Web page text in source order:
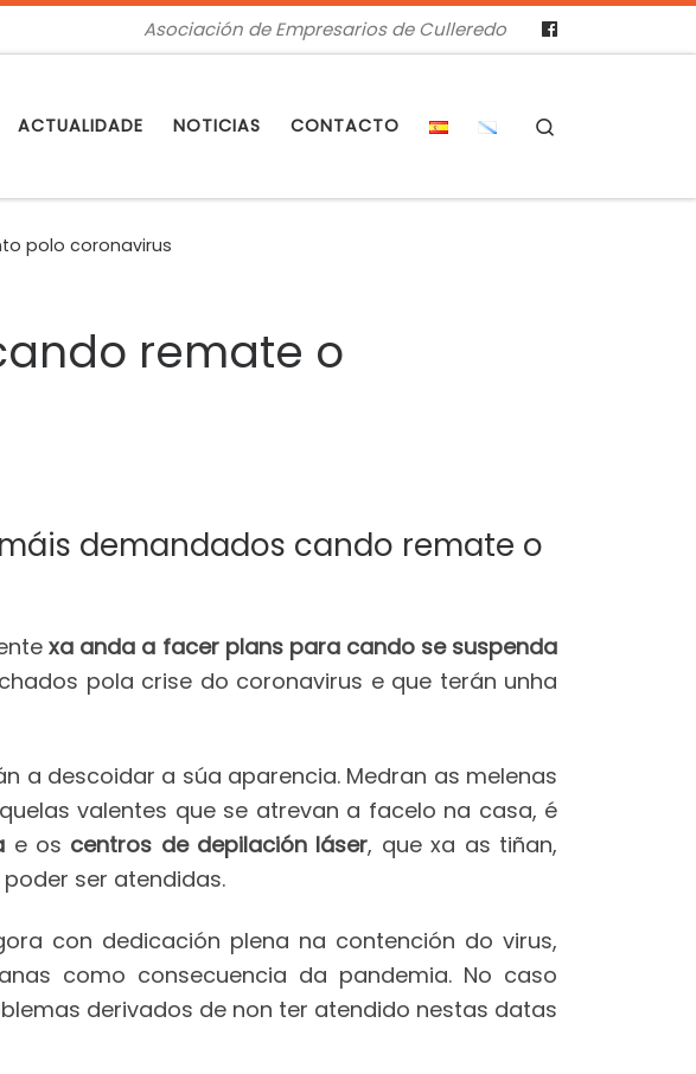
Asociación de Empresarios de Culleredo
ACTUALIDADE NOTICIAS CONTACTO
polo coronavirus
remate o
demandados cando remate o
xa anda a facer plans para cando se suspenda
pola crise do coronavirus e que terán unha
a descoidar a súa aparencia. Medran as melenas
valentes que se atrevan a facelo na casa, é
e os centros de depilación láser, que xa as tiñan,
ser atendidas.
con dedicación plena na contención do virus,
como consecuencia da pandemia. No caso
derivados de non ter atendido nestas datas